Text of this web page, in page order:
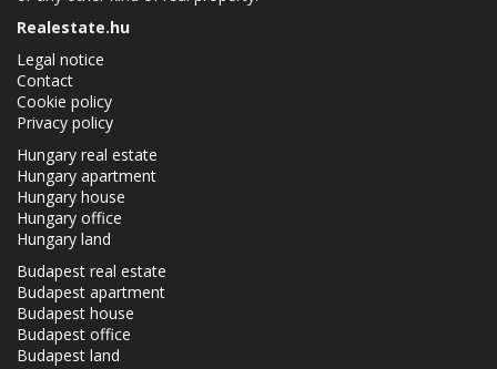
Realestate.hu
Legal notice
Contact
Cookie policy
Privacy policy
Hungary real estate
Hungary apartment
Hungary house
Hungary office
Hungary land
Budapest real estate
Budapest apartment
Budapest house
Budapest office
Budapest land